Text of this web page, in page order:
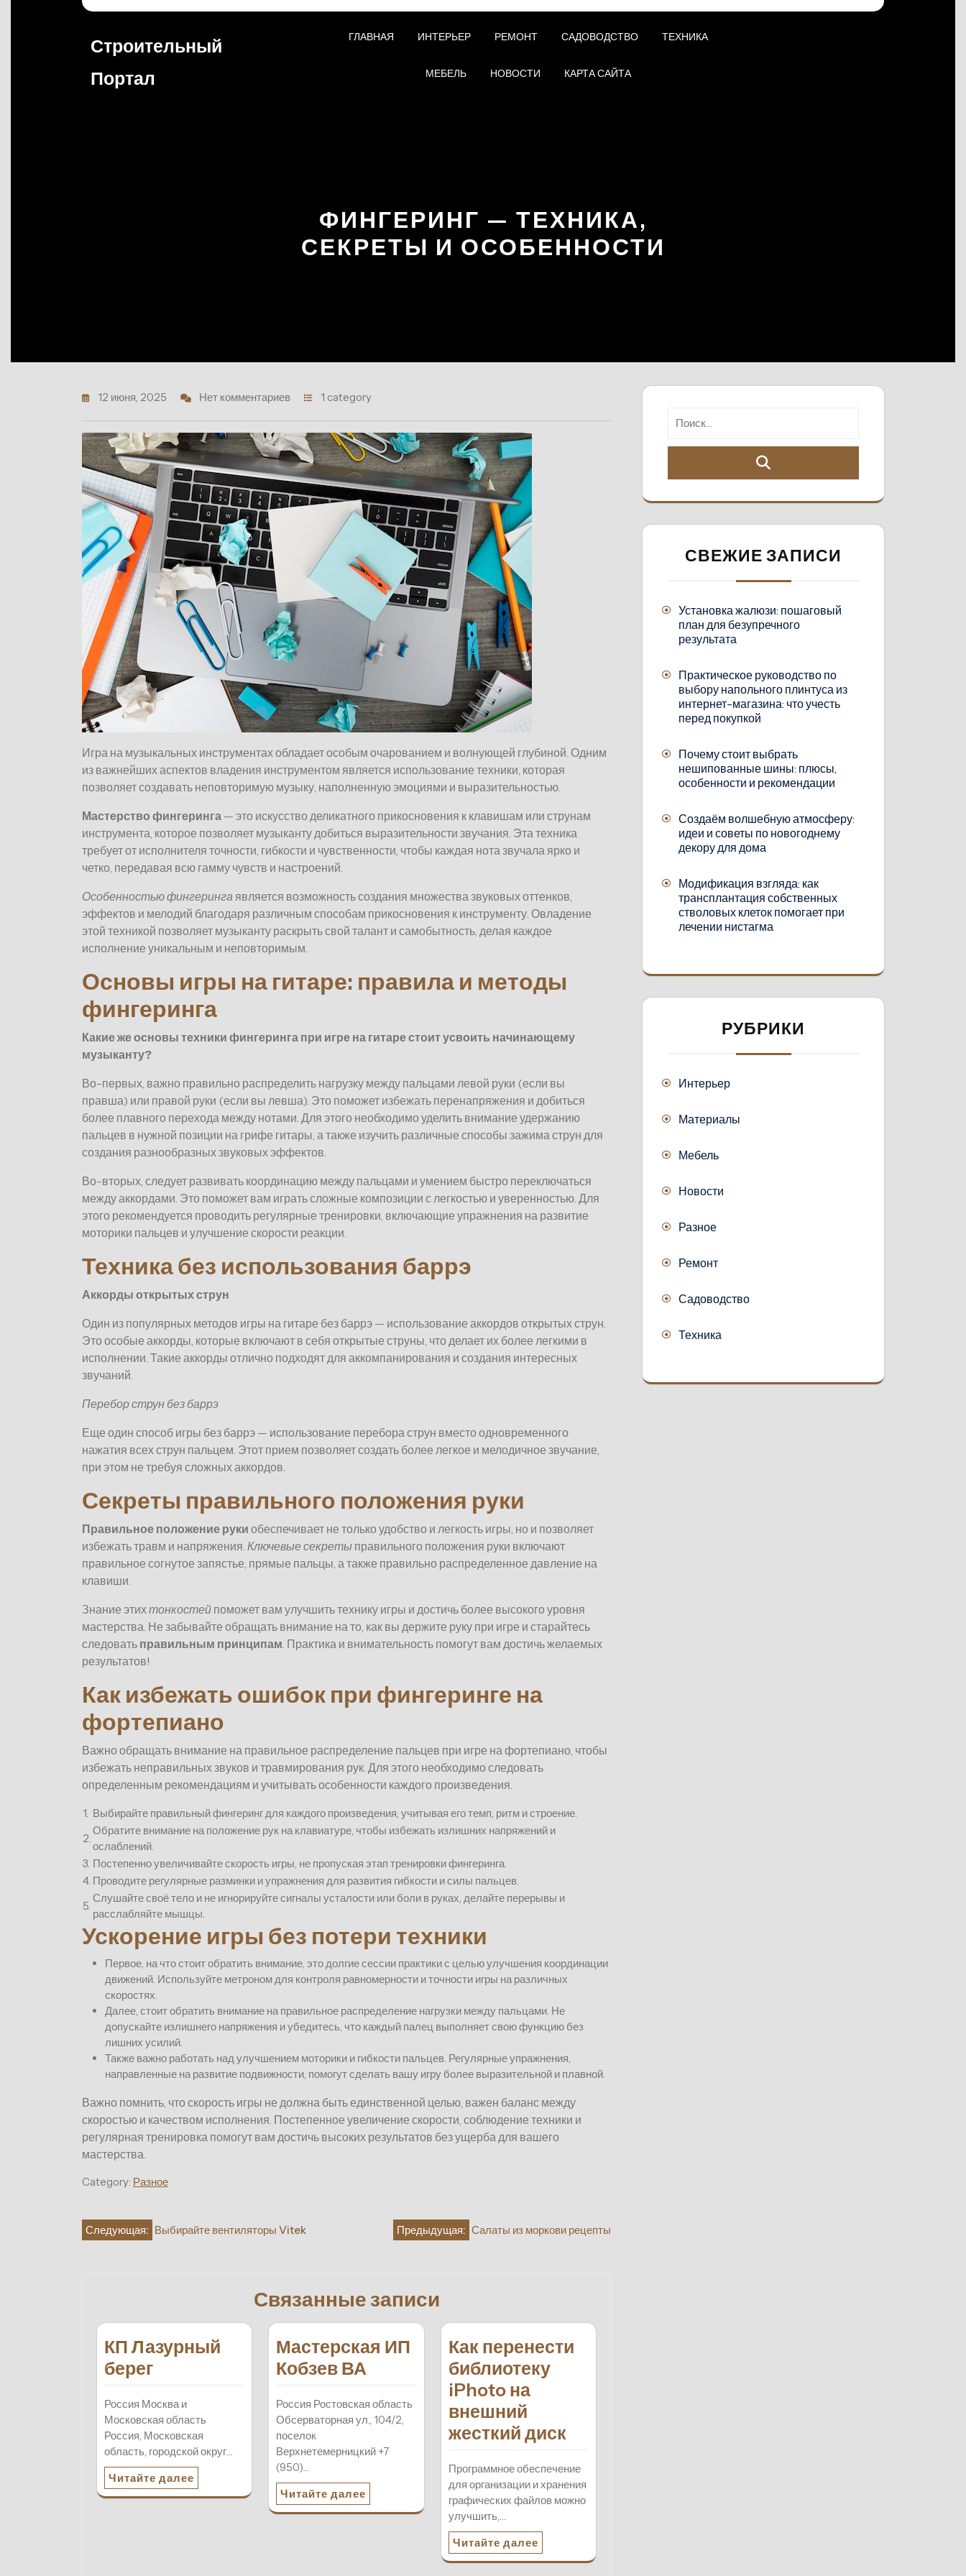
Строительный
Портал
ГЛАВНАЯ ИНТЕРЬЕР РЕМОНТ САДОВОДСТВО ТЕХНИКА
МЕБЕЛЬ НОВОСТИ КАРТА САЙТА
ФИНГЕРИНГ — ТЕХНИКА,
СЕКРЕТЫ И ОСОБЕННОСТИ
12 июня, 2025 Нет комментариев 1 category
Игра на музыкальных инструментах обладает особым очарованием и волнующей глубиной. Одним
из важнейших аспектов владения инструментом является использование техники, которая
позволяет создавать неповторимую музыку, наполненную эмоциями и выразительностью.
Мастерство фингеринга — это искусство деликатного прикосновения к клавишам или струнам
инструмента, которое позволяет музыканту добиться выразительности звучания. Эта техника
требует от исполнителя точности, гибкости и чувственности, чтобы каждая нота звучала ярко и
четко, передавая всю гамму чувств и настроений.
Особенностью фингерингаявляется возможность создания множества звуковых оттенков,
эффектов и мелодий благодаря различным способам прикосновения к инструменту. Овладение
этой техникой позволяет музыканту раскрыть свой талант и самобытность, делая каждое
исполнение уникальным и неповторимым.
Основы игры на гитаре: правила и методы
фингеринга
Какие же основы техники фингеринга при игре на гитаре стоит усвоить начинающему
музыканту?
Во-первых, важно правильно распределить нагрузку между пальцами левой руки (если вы
правша) или правой руки (если вы левша). Это поможет избежать перенапряжения и добиться
более плавного перехода между нотами. Для этого необходимо уделить внимание удержанию
пальцев в нужной позиции на грифе гитары, а также изучить различные способы зажима струн для
создания разнообразных звуковых эффектов.
Во-вторых, следует развивать координацию между пальцами и умением быстро переключаться
между аккордами. Это поможет вам играть сложные композиции с легкостью и уверенностью. Для
этого рекомендуется проводить регулярные тренировки, включающие упражнения на развитие
моторики пальцев и улучшение скорости реакции.
Техника без использования баррэ
Аккорды открытых струн
Один из популярных методов игры на гитаре без баррэ — использование аккордов открытых струн.
Это особые аккорды, которые включают в себя открытые струны, что делает их более легкими в
исполнении. Такие аккорды отлично подходят для аккомпанирования и создания интересных
звучаний.
Перебор струн без баррэ
Еще один способ игры без баррэ — использование перебора струн вместо одновременного
нажатия всех струн пальцем. Этот прием позволяет создать более легкое и мелодичное звучание,
при этом не требуя сложных аккордов.
Секреты правильного положения руки
Правильное положение руки обеспечивает не только удобство и легкость игры, но и позволяет
избежать травм и напряжения. Ключевые секреты правильного положения руки включают
правильное согнутое запястье, прямые пальцы, а также правильно распределенное давление на
клавиши.
Знание этихтонкостей поможет вам улучшить технику игры и достичь более высокого уровня
мастерства. Не забывайте обращать внимание на то, как вы держите руку при игре и старайтесь
следовать правильным принципам. Практика и внимательность помогут вам достичь желаемых
результатов!
Как избежать ошибок при фингеринге на
фортепиано
Важно обращать внимание на правильное распределение пальцев при игре на фортепиано, чтобы
избежать неправильных звуков и травмирования рук. Для этого необходимо следовать
определенным рекомендациям и учитывать особенности каждого произведения.
1. Выбирайте правильный фингеринг для каждого произведения, учитывая его темп, ритм и строение.
2.
Обратите внимание на положение рук на клавиатуре, чтобы избежать излишних напряжений и
ослаблений.
3. Постепенно увеличивайте скорость игры, не пропуская этап тренировки фингеринга.
4. Проводите регулярные разминки и упражнения для развития гибкости и силы пальцев.
5.
Слушайте своё тело и не игнорируйте сигналы усталости или боли в руках, делайте перерывы и
расслабляйте мышцы.
Ускорение игры без потери техники
Первое, на что стоит обратить внимание, это долгие сессии практики с целью улучшения координации
движений. Используйте метроном для контроля равномерности и точности игры на различных
скоростях.
Далее, стоит обратить внимание на правильное распределение нагрузки между пальцами. Не
допускайте излишнего напряжения и убедитесь, что каждый палец выполняет свою функцию без
лишних усилий.
Также важно работать над улучшением моторики и гибкости пальцев. Регулярные упражнения,
направленные на развитие подвижности, помогут сделать вашу игру более выразительной и плавной.
Важно помнить, что скорость игры не должна быть единственной целью, важен баланс между
скоростью и качеством исполнения. Постепенное увеличение скорости, соблюдение техники и
регулярная тренировка помогут вам достичь высоких результатов без ущерба для вашего
мастерства.
Category: Разное
Навигация
Предыдущая: Салаты из моркови рецепты
Следующая: Выбирайте вентиляторы Vitek
Связанные записи
КП Лазурный
берег
Россия Москва и
Московская область
Россия, Московская
область, городской округ…
Читайте далее
Мастерская ИП
Кобзев ВА
Россия Ростовская область
Обсерваторная ул., 104/2,
поселок
Верхнетемерницкий +7
(950)…
Читайте далее
Как перенести
библиотеку
iPhoto на
внешний
жесткий диск
Программное обеспечение
для организации и хранения
графических файлов можно
улучшить,…
Читайте далее
СВЕЖИЕ ЗАПИСИ
Установка жалюзи: пошаговый
план для безупречного
результата
Практическое руководство по
выбору напольного плинтуса из
интернет-магазина: что учесть
перед покупкой
Почему стоит выбрать
нешипованные шины: плюсы,
особенности и рекомендации
Создаём волшебную атмосферу:
идеи и советы по новогоднему
декору для дома
Модификация взгляда: как
трансплантация собственных
стволовых клеток помогает при
лечении нистагма
РУБРИКИ
Интерьер
Материалы
Мебель
Новости
Разное
Ремонт
Садоводство
Техника